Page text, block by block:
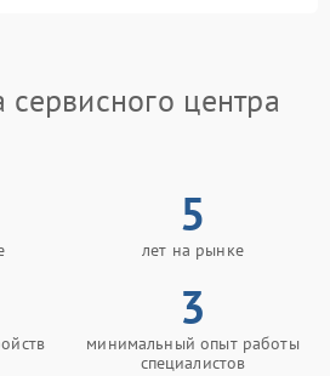
центра
5
лет на рынке
3
минимальный опыт работы
специалистов